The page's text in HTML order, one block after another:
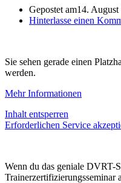
Gepostet am14. August
Hinterlasse einen
Sie sehen gerade einen
werden.
Mehr Informationen
Inhalt entsperren
Erforderlichen Service
Wenn du das geniale DVRT-
Trainerzertifizierungsseminar